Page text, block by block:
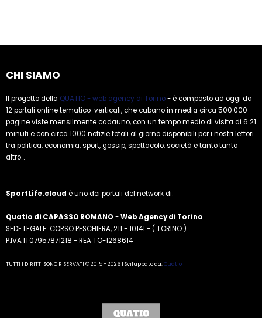
CHI SIAMO
Il progetto della QUATIO - web agency di Torino- è composto ad oggi da
12 portali online tematico-verticali, che cubano in media circa 500.000
pagine viste mensilmente cadauno, con un tempo medio di visita di 6:21
minuti e con circa 1000 notizie totali al giorno disponibili per i nostri lettori
tra politica, economia, sport, gossip, spettacolo, società e tanto tanto
altro...
SportLife.cloud è uno dei portali del network di:
Quatio di CAPASSO ROMANO -Web Agency di Torino
SEDE LEGALE: CORSO PESCHIERA, 211 - 10141 - ( TORINO )
P.IVA IT07957871218 - REA TO-1268614
TUTTI I DIRITTI SONO RISERVATI © 2015 - 2026 | Sviluppato da:Quatio